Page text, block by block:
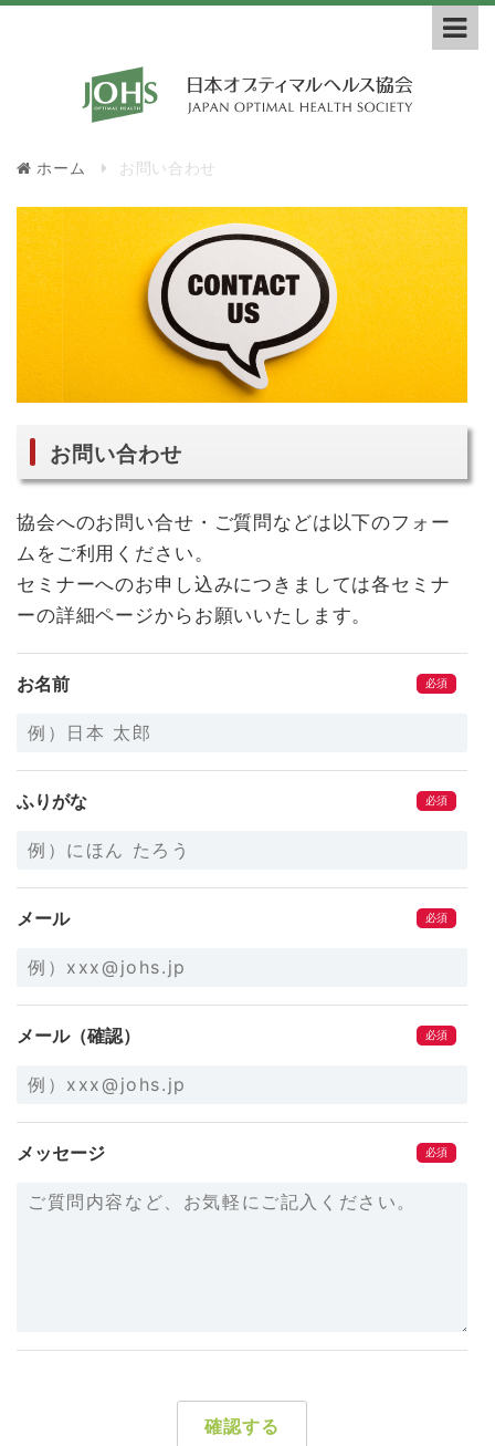
ホーム お問い合わせ
お問い合わせ
協会へのお問い合せ・ご質問などは以下のフォー
ムをご利用ください。
セミナーへのお申し込みにつきましては各セミナ
ーの詳細ページからお願いいたします。
お名前
ふりがな
メール
メール（確認）
メッセージ